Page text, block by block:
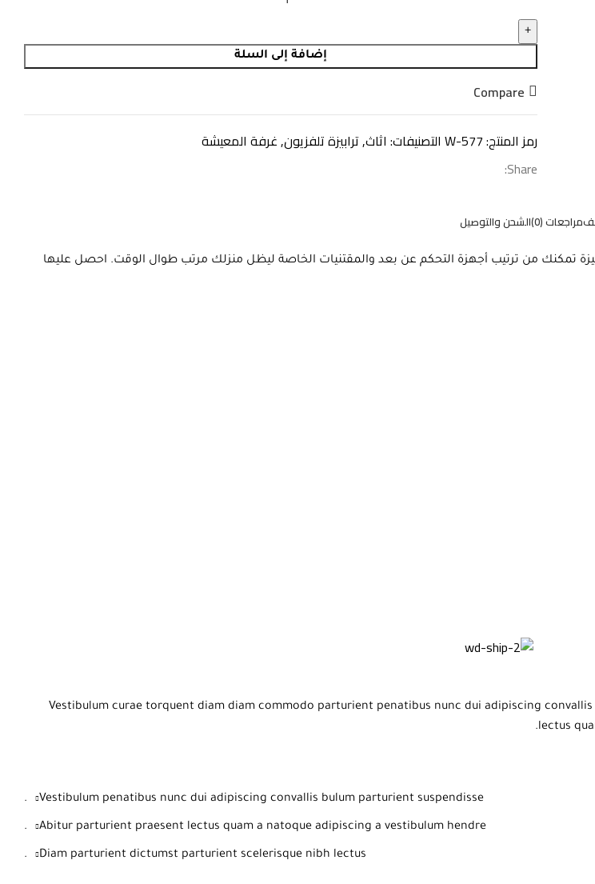
إضافة إلى السلة
Compare
رمز المنتج:W-577 التصنيفات: اثاث,ترابيزة تلفزيون,غرفة المعيشة
Share:
مراجعات (0) الشحن والتوصيل
تمكنك من ترتيب أجهزة التحكم عن بعد والمقتنيات الخاصة ليظل منزلك مرتب طوال الوقت. احصل عليها
Vestibulum curae torquent diam diam commodo parturient penatibus nunc dui adipiscing
lectus
Vestibulum penatibus nunc dui adipiscing convallis bulum parturient suspendisse.
Abitur parturient praesent lectus quam a natoque adipiscing a vestibulum hendre.
Diam parturient dictumst parturient scelerisque nibh lectus.